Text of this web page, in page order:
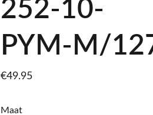
252-10-
PYM-M/
€49.95
Maat